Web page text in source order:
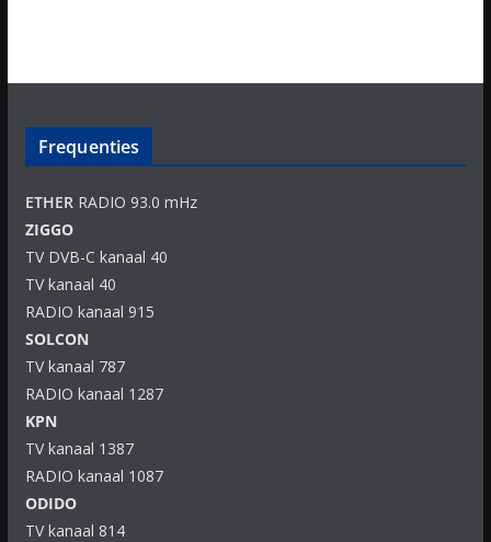
Frequenties
ETHERRADIO 93.0 mHz
ZIGGO
TV DVB-C kanaal 40
TV kanaal 40
RADIO kanaal 915
SOLCON
TV kanaal 787
RADIO kanaal 1287
KPN
TV kanaal 1387
RADIO kanaal 1087
ODIDO
TV kanaal 814